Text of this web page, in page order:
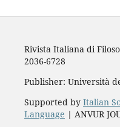
Rivista Italiana di
2036-6728
Publisher: Università
Supported by Italian
Language | ANVUR